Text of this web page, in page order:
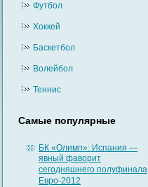
Футбол
Хоккей
Баскетбол
Волейбол
Теннис
Самые популярные
БК «Олимп»: Испания —
явный фаворит
сегодняшнего полуфинала
Евро-2012